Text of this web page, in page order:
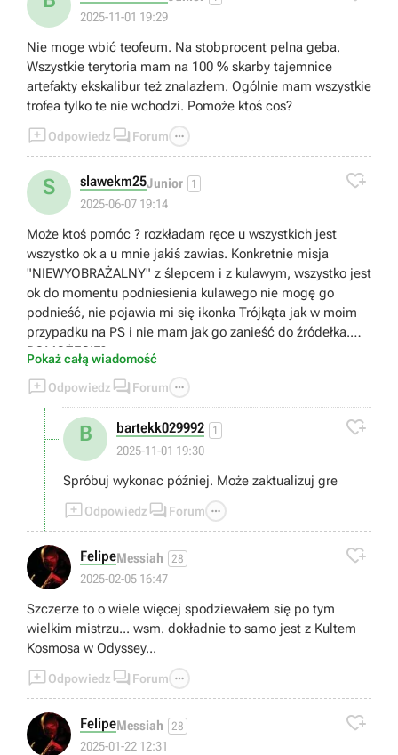
2025-11-01 19:29
Nie moge wbić teofeum. Na stobprocent pelna geba.
Wszystkie terytoria mam na 100 % skarby tajemnice
artefakty ekskalibur też znalazłem. Ogólnie mam wszystkie
trofea tylko te nie wchodzi. Pomoże ktoś cos?
Odpowiedz  Forum 
S slawekm25Junior 1
2025-06-07 19:14

Może ktoś pomóc ? rozkładam ręce u wszystkich jest
wszystko ok a u mnie jakiś zawias. Konkretnie misja
"NIEWYOBRAŻALNY" z ślepcem i z kulawym, wszystko jest
ok do momentu podniesienia kulawego nie mogę go
podnieść, nie pojawia mi się ikonka Trójkąta jak w moim
przypadku na PS i nie mam jak go zanieść do źródełka.
POMOŻECIE?
Pokaż całą wiadomość
Odpowiedz  Forum 
B bartekk029992 1
2025-11-01 19:30

Spróbuj wykonac później. Może zaktualizuj gre
Odpowiedz  Forum 
FelipeMessiah 28
2025-02-05 16:47

Szczerze to o wiele więcej spodziewałem się po tym
wielkim mistrzu... wsm. dokładnie to samo jest z Kultem
Kosmosa w Odyssey...
Odpowiedz  Forum 
FelipeMessiah 28
2025-01-22 12:31
